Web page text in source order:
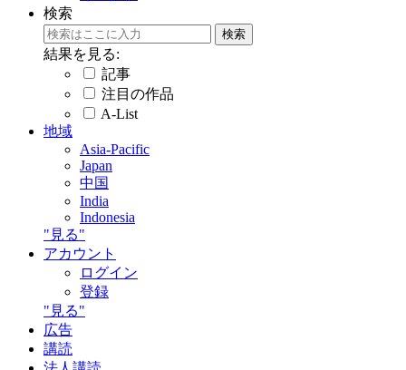
検索
結果を見る:
記事
注目の作品
A-List
地域
Asia-Pacific
Japan
中国
India
Indonesia
"見る"
アカウント
ログイン
登録
"見る"
広告
講読